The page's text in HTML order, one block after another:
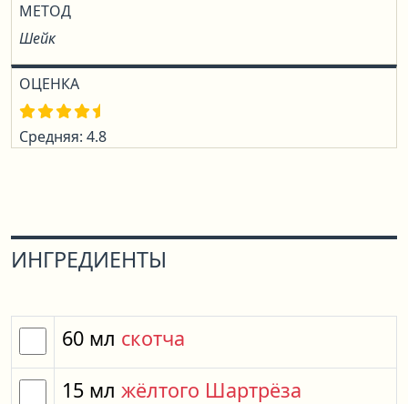
МЕТОД
Шейк
ОЦЕНКА
Средняя: 4.8
ИНГРЕДИЕНТЫ
60 мл скотча
15 мл жёлтого Шартрёза